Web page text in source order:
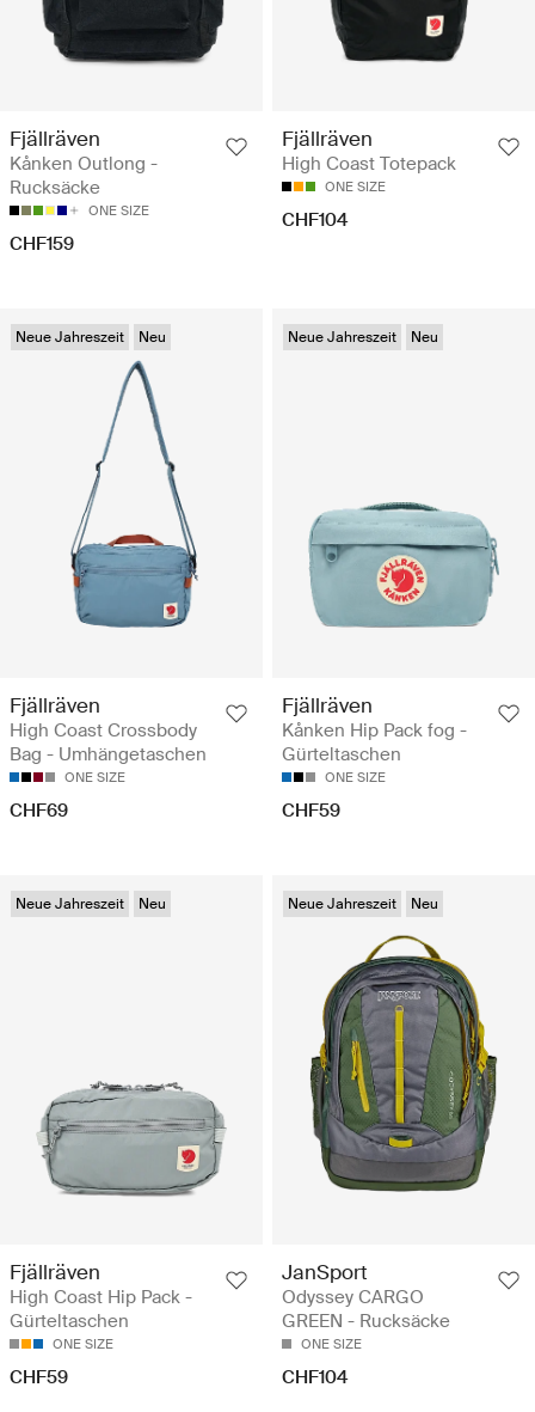
Fjällräven
Kånken Outlong -
Rucksäcke
ONE SIZE
CHF159
Fjällräven
High Coast Totepack
ONE SIZE
CHF104
Neue Jahreszeit Neu
Fjällräven
High Coast Crossbody
Bag - Umhängetaschen
ONE SIZE
CHF69
Neue Jahreszeit Neu
Fjällräven
Kånken Hip Pack fog -
Gürteltaschen
ONE SIZE
CHF59
Neue Jahreszeit Neu
Fjällräven
High Coast Hip Pack -
Gürteltaschen
ONE SIZE
CHF59
Neue Jahreszeit Neu
JanSport
Odyssey CARGO
GREEN - Rucksäcke
ONE SIZE
CHF104